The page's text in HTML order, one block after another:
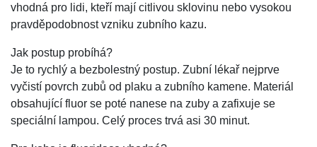
vhodná pro lidi, kteří mají citlivou sklovinu nebo vysokou
pravděpodobnost vzniku zubního kazu.
Jak postup probíhá?
Je to rychlý a bezbolestný postup. Zubní lékař nejprve
vyčistí povrch zubů od plaku a zubního kamene. Materiál
obsahující fluor se poté nanese na zuby a zafixuje se
speciální lampou. Celý proces trvá asi 30 minut.